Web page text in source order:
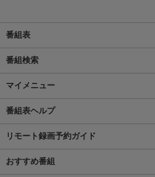
番組表
番組検索
マイメニュー
番組表ヘルプ
リモート録画予約ガイド
おすすめ番組